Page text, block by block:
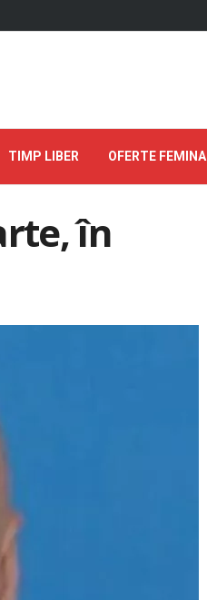
TIMP LIBER OFERTE FEMINA
în